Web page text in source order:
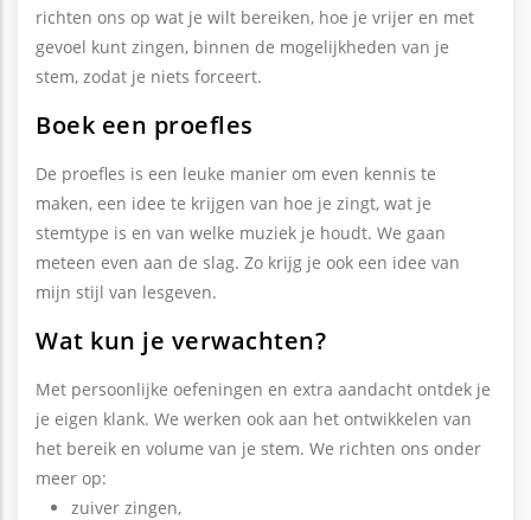
richten ons op wat je wilt bereiken, hoe je vrijer en met
gevoel kunt zingen, binnen de mogelijkheden van je
stem, zodat je niets forceert.
Boek een proefles
De proefles is een leuke manier om even kennis te
maken, een ​​idee te krijgen van hoe je zingt, wat je
stemtype is en van welke muziek je houdt. We gaan
meteen even aan de slag. Zo krijg je ook een idee van
mijn stijl van lesgeven.
Wat kun je verwachten?
Met persoonlijke oefeningen en extra aandacht ontdek je
je eigen klank. We werken ook aan het ontwikkelen van
het bereik en volume van je stem. We richten ons onder
meer op:
zuiver zingen,